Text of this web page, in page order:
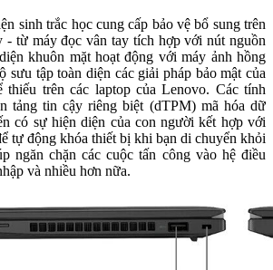
sinh trắc học cung cấp bảo vệ bổ sung trên
- từ máy đọc vân tay tích hợp với nút nguồn
khuôn mặt hoạt động với máy ảnh hồng
sưu tập toàn diện các giải pháp bảo mật của
thiếu trên các laptop của Lenovo. Các tính
tảng tin cậy riêng biệt (dTPM) mã hóa dữ
có sự hiện diện của con người kết hợp với
tự động khóa thiết bị khi bạn di chuyển khỏi
ngăn chặn các cuộc tấn công vào hệ điều
và nhiều hơn nữa.